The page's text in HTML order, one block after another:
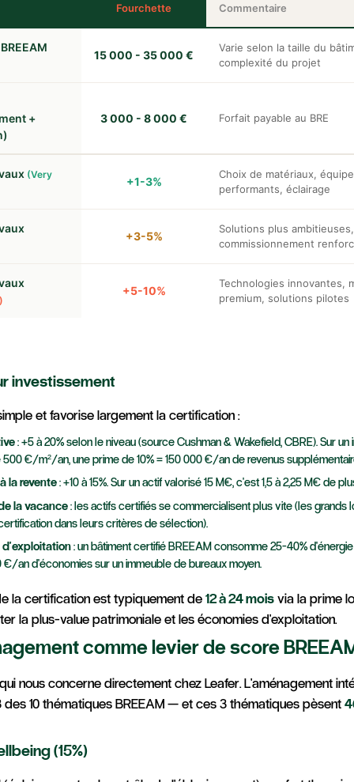
Fourchette Commentaire
15 000 - 35 000 €
Varie selon la taille du
complexité du projet
+
3 000 - 8 000 € Forfait payable au BRE
(Very
+1-3%
Choix de matériaux,
performants, éclairage
+3-5%
Solutions plus ambitieuses,
commissionnement
+5-10%
Technologies innovantes,
premium, solutions pilotes
investissement
et favorise largement la certification :
: +5 à 20% selon le niveau (source Cushman & Wakefield, CBRE). Sur
500 €/m²/an, une prime de 10% = 150 000 €/an de revenus
la revente: +10 à 15%. Sur un actif valorisé 15 M€, c'est 1,5 à 2,25 M€ de
la vacance: les actifs certifiés se commercialisent plus vite (les grands
dans leurs critères de sélection).
d'exploitation: un bâtiment certifié BREEAM consomme 25-40% d'énergie
an d'économies sur un immeuble de bureaux moyen.
la certification est typiquement de12 à 24 moisvia la prime
la plus-value patrimoniale et les économies d'exploitation.
comme levier de score
nous concerne directement chez Leafer. L'aménagement
10 thématiques BREEAM — et ces 3 thématiques pèsent
(15%)